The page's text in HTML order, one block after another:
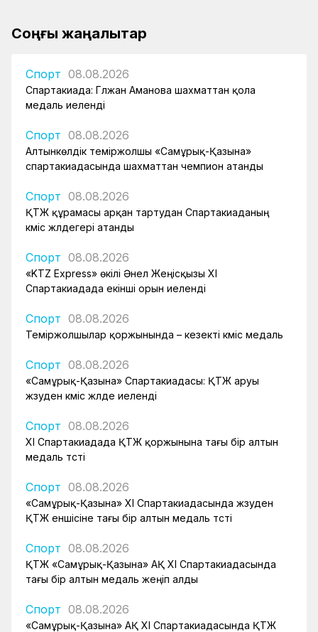
Соңғы жаңалықтар
Спорт 08.08.2026
Спартакиада: Гүлжан Аманова шахматтан қола
медаль иеленді
Спорт 08.08.2026
Алтынкөлдік теміржолшы «Самұрық-Қазына»
спартакиадасында шахматтан чемпион атанды
Спорт 08.08.2026
ҚТЖ құрамасы арқан тартудан Спартакиаданың
күміс жүлдегері атанды
Спорт 08.08.2026
«KTZ Express» өкілі Әнел Жеңісқызы XI
Спартакиадада екінші орын иеленді
Спорт 08.08.2026
Теміржолшылар қоржынында – кезекті күміс медаль
Спорт 08.08.2026
«Самұрық-Қазына» Спартакиадасы: ҚТЖ аруы
жүзуден күміс жүлде иеленді
Спорт 08.08.2026
XI Спартакиадада ҚТЖ қоржынына тағы бір алтын
медаль түсті
Спорт 08.08.2026
«Самұрық-Қазына» XI Спартакиадасында жүзуден
ҚТЖ еншісіне тағы бір алтын медаль түсті
Спорт 08.08.2026
ҚТЖ «Самұрық-Қазына» АҚ XI Спартакиадасында
тағы бір алтын медаль жеңіп алды
Спорт 08.08.2026
«Самұрық-Қазына» АҚ XI Спартакиадасында ҚТЖ